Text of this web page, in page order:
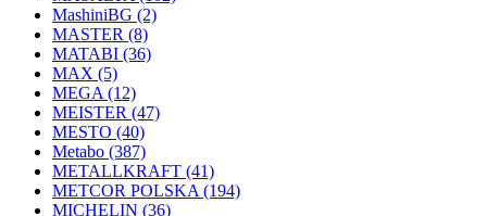
MashiniBG (2)
MASTER (8)
MATABI (36)
MAX (5)
MEGA (12)
MEISTER (47)
MESTO (40)
Metabo (387)
METALLKRAFT (41)
METCOR POLSKA (194)
MICHELIN (36)